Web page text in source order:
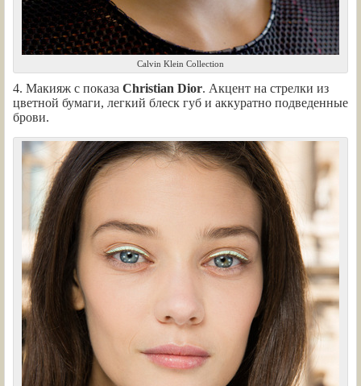
Calvin Klein Collection
4. Макияж с показа Christian Dior. Акцент на стрелки из
цветной бумаги, легкий блеск губ и аккуратно подведенные
брови.